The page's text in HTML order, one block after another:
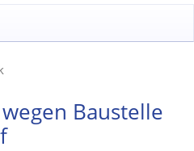
Baustelle